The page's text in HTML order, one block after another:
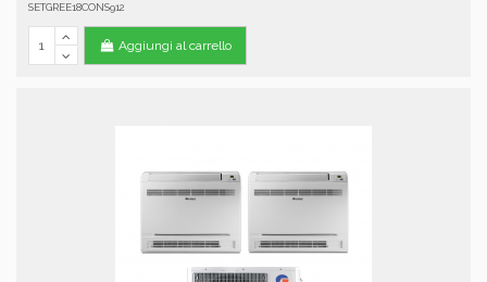
SETGREE18CONS912
Aggiungi al carrello